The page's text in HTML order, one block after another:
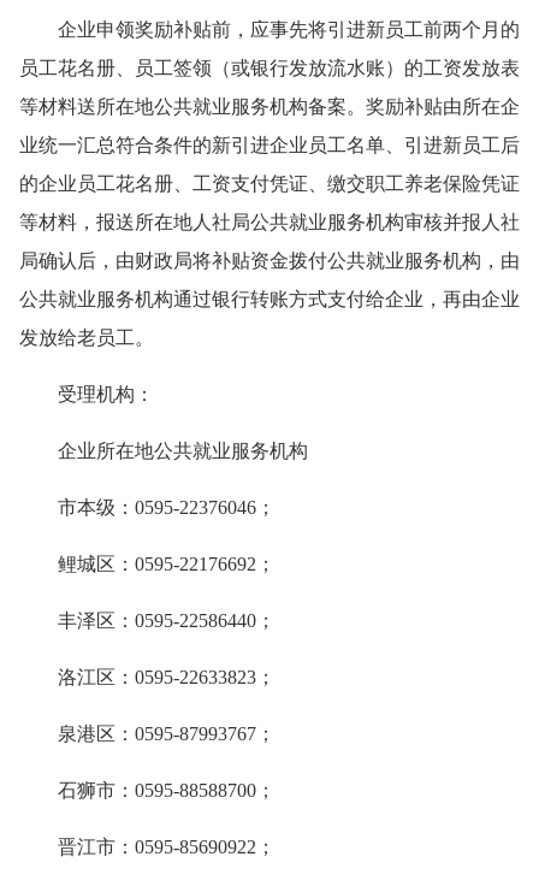
企业申领奖励补贴前，应事先将引进新员工前两个月的
员工花名册、员工签领（或银行发放流水账）的工资发放表
等材料送所在地公共就业服务机构备案。奖励补贴由所在企
业统一汇总符合条件的新引进企业员工名单、引进新员工后
的企业员工花名册、工资支付凭证、缴交职工养老保险凭证
等材料，报送所在地人社局公共就业服务机构审核并报人社
局确认后，由财政局将补贴资金拨付公共就业服务机构，由
公共就业服务机构通过银行转账方式支付给企业，再由企业
发放给老员工。
受理机构：
企业所在地公共就业服务机构
市本级：0595-22376046；
鲤城区：0595-22176692；
丰泽区：0595-22586440；
洛江区：0595-22633823；
泉港区：0595-87993767；
石狮市：0595-88588700；
晋江市：0595-85690922；